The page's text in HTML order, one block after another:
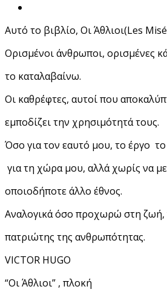
Αυτό το βιβλίο, Οι Άθλιοι(Les
Ορισμένοι άνθρωποι, ορισμένες
το καταλαβαίνω.
Οι καθρέφτες, αυτοί που
εμποδίζει την χρησιμότητά τους.
Όσο για τον εαυτό μου, το έργο
για τη χώρα μου, αλλά χωρίς να
οποιοδήποτε άλλο έθνος.
Αναλογικά όσο προχωρώ στη ζωή,
πατριώτης της ανθρωπότητας.
VICTOR HUGO
“Οι Άθλιοι” , πλοκή